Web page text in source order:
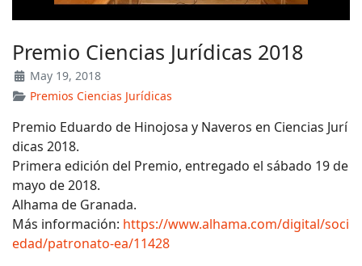
Premio Ciencias Jurídicas 2018
May 19, 2018
Premios Ciencias Jurídicas
Premio Eduardo de Hinojosa y Naveros en Ciencias Jurí
dicas 2018.
Primera edición del Premio, entregado el sábado 19 de
mayo de 2018.
Alhama de Granada.
Más información: https://www.alhama.com/digital/soci
edad/patronato-ea/11428